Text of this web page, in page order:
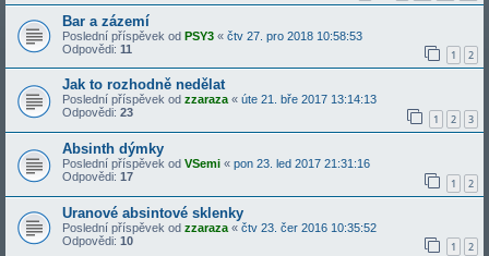
Bar a zázemí
Poslední příspěvek od PSY3 « čtv 27. pro 2018 10:58:53
Odpovědi: 11 1 2
Jak to rozhodně nedělat
Poslední příspěvek od zzaraza« úte 21. bře 2017 13:14:13
Odpovědi: 23 1 2 3
Absinth dýmky
Poslední příspěvek od VSemi « pon 23. led 2017 21:31:16
Odpovědi: 17 1 2
Uranové absintové sklenky
Poslední příspěvek od zzaraza « čtv 23. čer 2016 10:35:52
Odpovědi: 10 1 2